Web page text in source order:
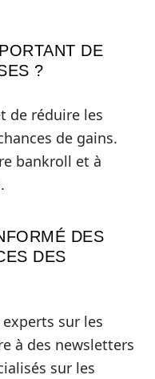
DE
?
de réduire les
de gains.
bankroll et à
DES
DES
sur les
à des newsletters
sur les